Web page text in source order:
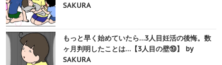
SAKURA
もっと早く始めていたら…3人目妊活の後悔。数
ヶ月判明したことは…【3人目の壁⑲】 by
SAKURA